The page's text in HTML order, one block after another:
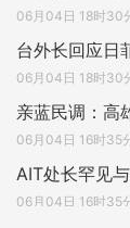
06月04日 18时30
台外长回应日
06月04日 18时30
亲蓝民调：高
06月04日 16时35
AIT处长罕见
06月04日 16时35